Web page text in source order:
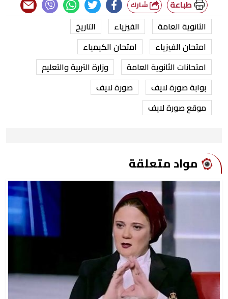
طباعة
الثانوية العامة الفيزياء
التاريخ
امتحان الفيزياء
امتحان الكيمياء
امتحانات الثانوية العامة
وزارة التربية والتعليم
بوابة صورة لايف
صورة لايف
موقع صورة لايف
مواد متعلقة